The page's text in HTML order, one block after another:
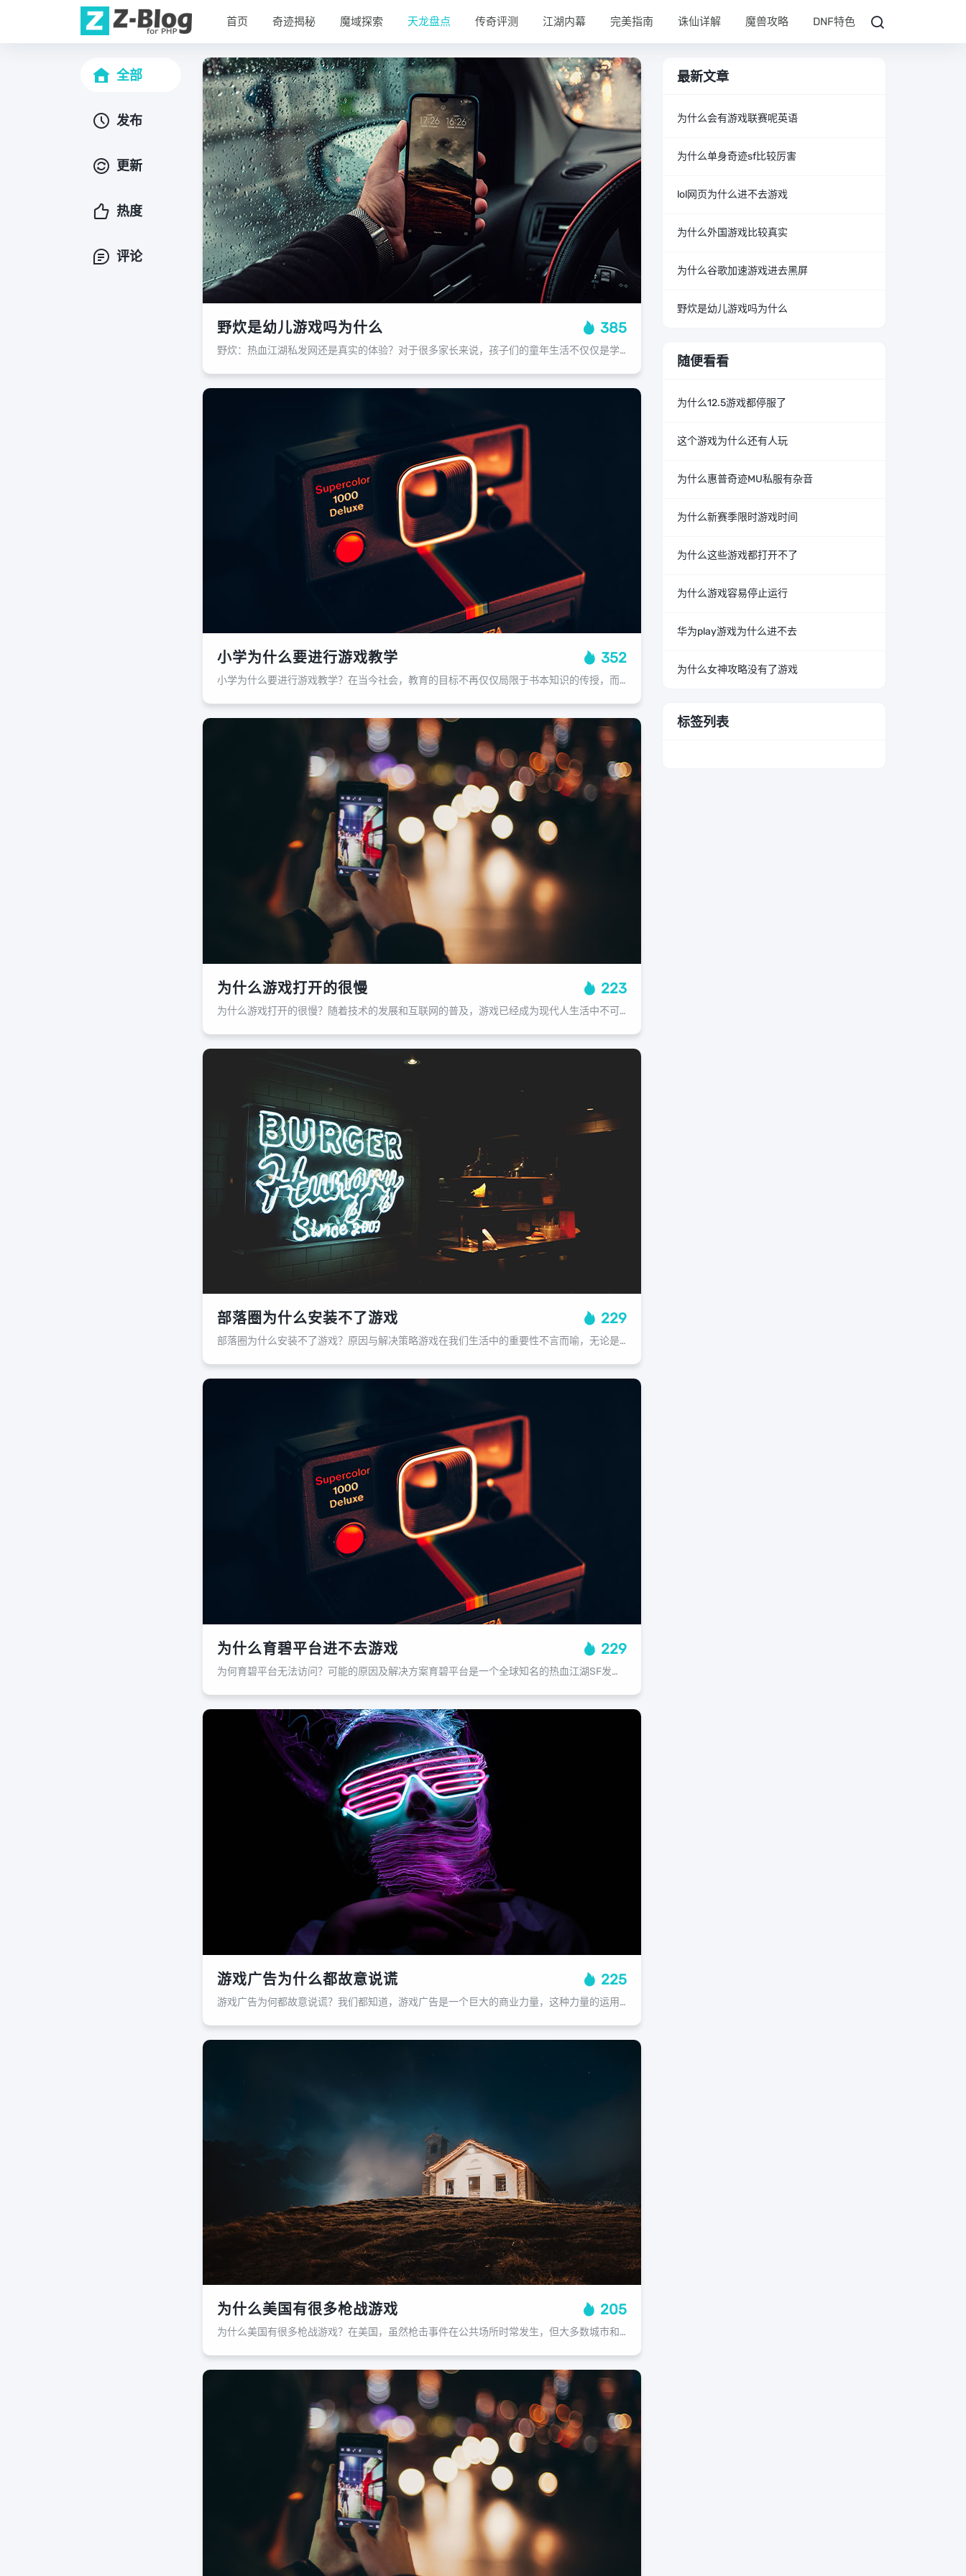
首页 奇迹揭秘 魔域探索 天龙盘点 传奇评测 江湖内幕 完美指南 诛仙详解 魔兽攻略 DNF特色
野炊是幼儿游戏吗为什么 385
野炊：热血江湖私发网还是真实的体验？对于很多家长来说，孩子们的童年生活不仅仅是学习和玩耍，还有更多的户外活动，野炊就是一种非常有趣的户外游戏，让孩子们在游玩的同时也能学到很多知识，野炊是指孩子们自己动手做饭的过程，在没有专业...
小学为什么要进行游戏教学 352
小学为什么要进行游戏教学？在当今社会，教育的目标不再仅仅局限于书本知识的传授，而是应该关注孩子们全面发展的能力培养，我认为小学生玩游戏教学是一项重要的教育资源和教学手段，游戏教学能够增强孩子的逻辑思维能力和团队协作能力，游戏...
为什么游戏打开的很慢 223
为什么游戏打开的很慢？随着技术的发展和互联网的普及，游戏已经成为现代人生活中不可或缺的一部分，一些人在玩某些大型、高画质的游戏时，却会发现游戏加载速度非常慢，这究竟是什么原因呢？下面我们就来探讨一下这个问题，让我们看看是什么...
部落圈为什么安装不了游戏 229
部落圈为什么安装不了游戏？原因与解决策略游戏在我们生活中的重要性不言而喻，无论是休闲娱乐、竞技比赛还是工作学习，天龙八部SF都是不可或缺的一部分，在追求游戏乐趣的过程中，许多人会遇到各种问题，其中最常见的就是“部落圈为什么安...
为什么育碧平台进不去游戏 229
为何育碧平台无法访问？可能的原因及解决方案育碧平台是一个全球知名的热血江湖SF发行商，其旗下的众多知名游戏如《刺客信条》、《彩虹六号》、《孤岛危机》等在全球范围内都有着极高的知名度和好评，在享受这些精彩游戏的同时，可能会遇到...
游戏广告为什么都故意说谎 225
游戏广告为何都故意说谎？我们都知道，游戏广告是一个巨大的商业力量，这种力量的运用方式往往引起了一些人的质疑和担忧，人们普遍认为，游戏广告通常会故意说谎，以吸引玩家购买其产品或服务，为何游戏广告会选择这样的营销策略呢？他们为什...
为什么美国有很多枪战游戏 205
为什么美国有很多枪战游戏？在美国，虽然枪击事件在公共场所时常发生，但大多数城市和乡村都存在着大量射击游戏的玩家，为什么会有如此众多的人喜欢玩枪战游戏呢？这主要归功于以下几个原因，枪战游戏让玩家体验到了惊险刺激的乐趣，在游戏中...
全部
发布
更新
热度
评论
最新文章
为什么会有游戏联赛呢英语
为什么单身奇迹sf比较厉害
lol网页为什么进不去游戏
为什么外国游戏比较真实
为什么谷歌加速游戏进去黑屏
野炊是幼儿游戏吗为什么
随便看看
为什么12.5游戏都停服了
这个游戏为什么还有人玩
为什么惠普奇迹MU私服有杂音
为什么新赛季限时游戏时间
为什么这些游戏都打开不了
为什么游戏容易停止运行
华为play游戏为什么进不去
为什么女神攻略没有了游戏
标签列表